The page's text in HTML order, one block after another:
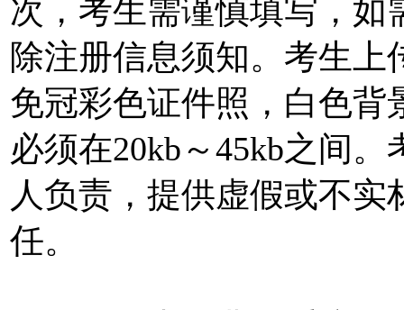
次，考生需谨慎填写，如
除注册信息须知。考生
免冠彩色证件照，白色背
必须在20kb～45kb之间
人负责，提供虚假或不
任。